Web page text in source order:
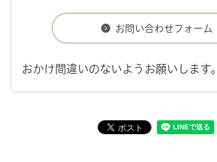
おかけ間違いのないようお願いします。